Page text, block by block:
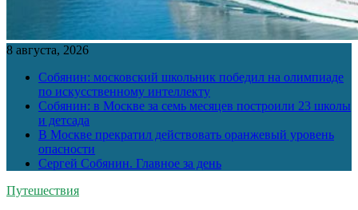
8 августа, 2026
Собянин: московский школьник победил на олимпиаде
по искусственному интеллекту
Собянин: в Москве за семь месяцев построили 23 школы
и детсада
В Москве прекратил действовать оранжевый уровень
опасности
Сергей Собянин. Главное за день
Путешествия